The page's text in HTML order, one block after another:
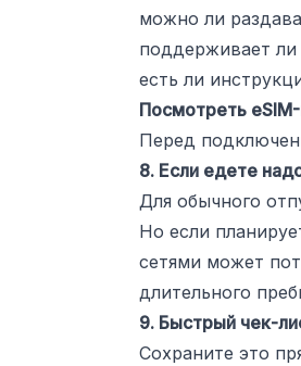
можно ли
поддерживает ли
есть ли
Посмотреть
Перед
8. Если едете
Для обычного
Но если
сетями может
длительного
9. Быстрый чек-
Сохраните это